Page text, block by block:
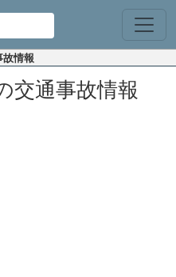
故情報
交通事故情報